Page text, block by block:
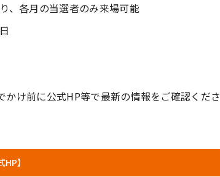
各月の当選者のみ来場可能
け前に公式HP等で最新の情報をご確認くださ
HP】